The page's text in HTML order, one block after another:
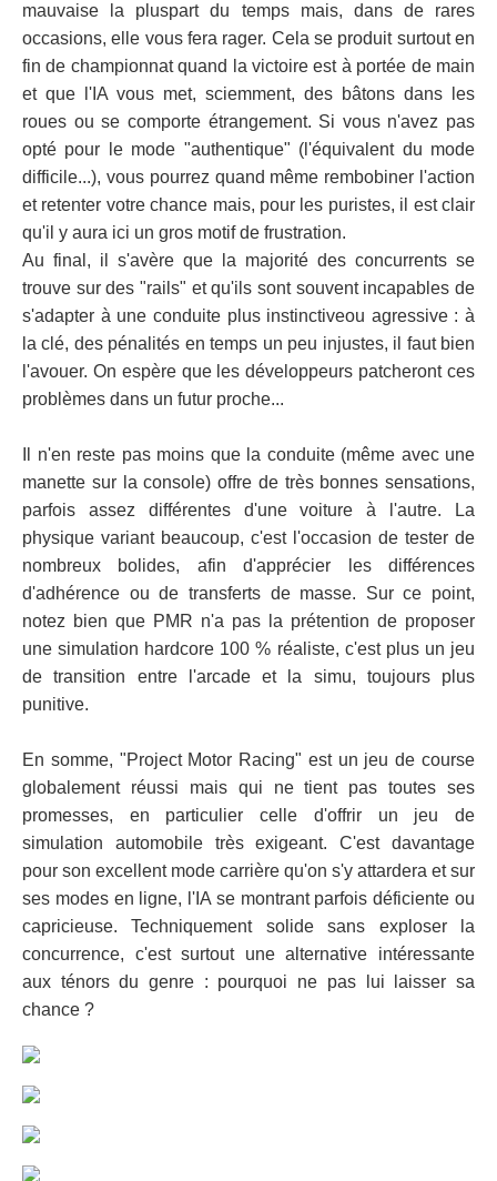
mauvaise la pluspart du temps mais, dans de rares
occasions, elle vous fera rager. Cela se produit surtout en
fin de championnat quand la victoire est à portée de main
et que l'IA vous met, sciemment, des bâtons dans les
roues ou se comporte étrangement. Si vous n'avez pas
opté pour le mode "authentique" (l'équivalent du mode
difficile...), vous pourrez quand même rembobiner l'action
et retenter votre chance mais, pour les puristes, il est clair
qu'il y aura ici un gros motif de frustration.
Au final, il s'avère que la majorité des concurrents se
trouve sur des "rails" et qu'ils sont souvent incapables de
s'adapter à une conduite plus instinctiveou agressive : à
la clé, des pénalités en temps un peu injustes, il faut bien
l'avouer. On espère que les développeurs patcheront ces
problèmes dans un futur proche...
Il n'en reste pas moins que la conduite (même avec une
manette sur la console) offre de très bonnes sensations,
parfois assez différentes d'une voiture à l'autre. La
physique variant beaucoup, c'est l'occasion de tester de
nombreux bolides, afin d'apprécier les différences
d'adhérence ou de transferts de masse. Sur ce point,
notez bien que PMR n'a pas la prétention de proposer
une simulation hardcore 100 % réaliste, c'est plus un jeu
de transition entre l'arcade et la simu, toujours plus
punitive.
En somme, "Project Motor Racing" est un jeu de course
globalement réussi mais qui ne tient pas toutes ses
promesses, en particulier celle d'offrir un jeu de
simulation automobile très exigeant. C'est davantage
pour son excellent mode carrière qu'on s'y attardera et sur
ses modes en ligne, l'IA se montrant parfois déficiente ou
capricieuse. Techniquement solide sans exploser la
concurrence, c'est surtout une alternative intéressante
aux ténors du genre : pourquoi ne pas lui laisser sa
chance ?